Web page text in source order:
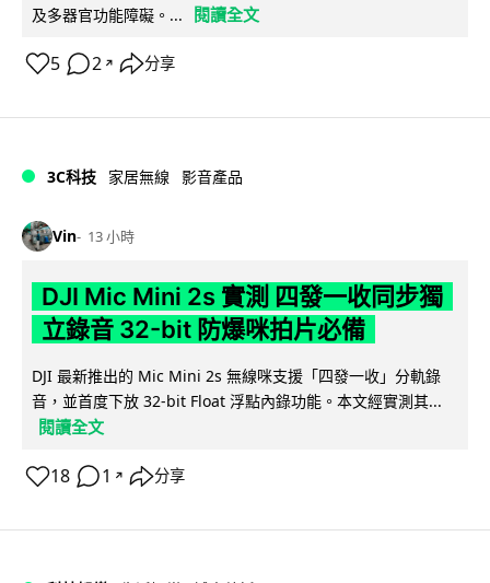
及多器官功能障礙。...
閱讀全文
5 2 ↗ 分享
3C科技 家居無線 影音產品
Vin 13 小時
DJI Mic Mini 2s 實測 四發一收同步獨
立錄音 32-bit 防爆咪拍片必備
DJI 最新推出的 Mic Mini 2s 無線咪支援「四發一收」分軌錄
音，並首度下放 32-bit Float 浮點內錄功能。本文經實測其...
閱讀全文
18 1 ↗ 分享